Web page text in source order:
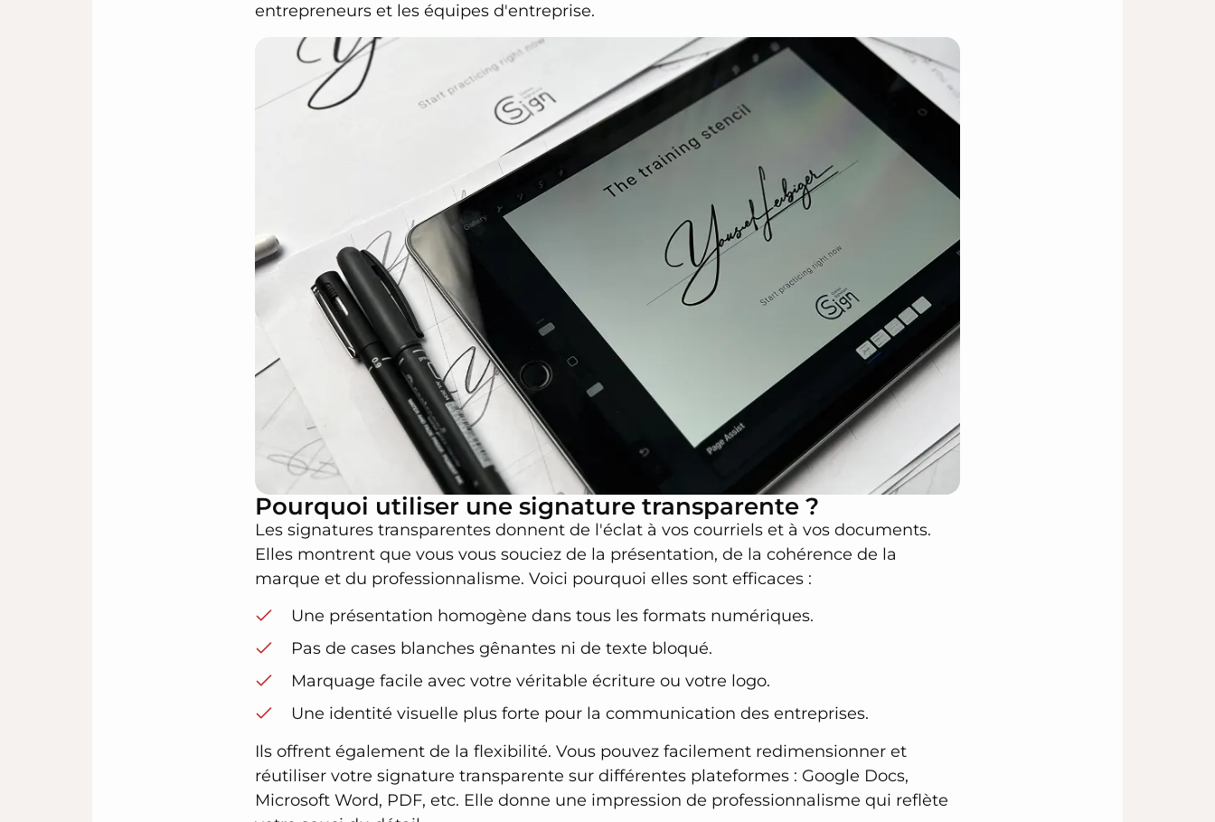
entrepreneurs et les équipes d'entreprise.
Pourquoi utiliser une signature transparente ?
Les signatures transparentes donnent de l'éclat à vos courriels et à vos documents.
Elles montrent que vous vous souciez de la présentation, de la cohérence de la
marque et du professionnalisme. Voici pourquoi elles sont efficaces :
Une présentation homogène dans tous les formats numériques.
Pas de cases blanches gênantes ni de texte bloqué.
Marquage facile avec votre véritable écriture ou votre logo.
Une identité visuelle plus forte pour la communication des entreprises.
Ils offrent également de la flexibilité. Vous pouvez facilement redimensionner et
réutiliser votre signature transparente sur différentes plateformes : Google Docs,
Microsoft Word, PDF, etc. Elle donne une impression de professionnalisme qui reflète